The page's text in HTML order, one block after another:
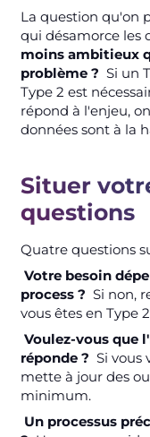
La question qu'on
qui désamorce les
moins ambitieux
problème ? Si un
Type 2 est
répond à l'enjeu,
données sont à la
Situer
questions
Quatre questions
Votre besoin
process ? Si non,
vous êtes en Type
Voulez-vous que
réponde ? Si vous
mette à jour des
minimum.
Un processus